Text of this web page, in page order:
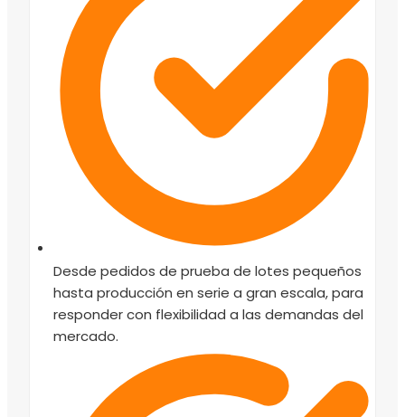
Desde pedidos de prueba de lotes pequeños
hasta producción en serie a gran escala, para
responder con flexibilidad a las demandas del
mercado.